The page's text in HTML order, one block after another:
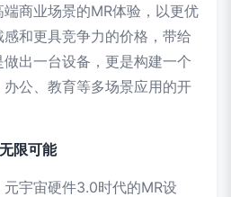
商业场景的MR体验，以更优
和更具竞争力的价格，带给
出一台设备，更是构建一个
公、教育等多场景应用的开
限可能
宇宙硬件3.0时代的MR设